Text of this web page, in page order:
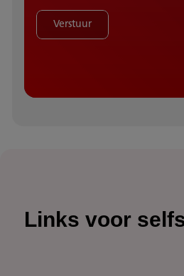
Verstuur
Links voor